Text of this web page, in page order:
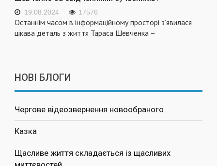
19.08.2024 17576
Останнім часом в інформаційному просторі з’явилася
цікава деталь з життя Тараса Шевченка –
...
НОВІ БЛОГИ
Чергове відеозвернення новообраного
Казка
Щасливе життя складається із щасливих